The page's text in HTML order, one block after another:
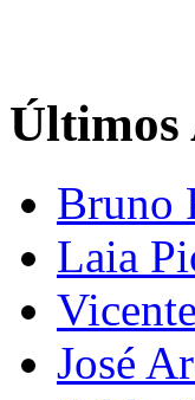
Últimos
Bruno
Laia
José